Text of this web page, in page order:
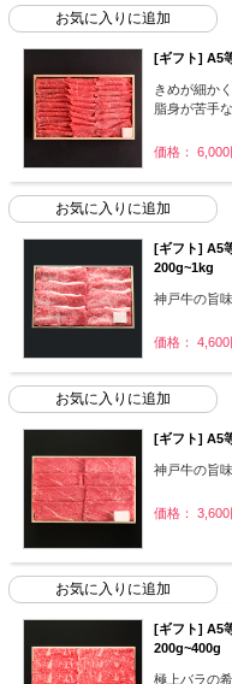
[ギフト] A5
きめが細か
脂身が苦手
価格：
[ギフト] A5
200g~1kg
神戸牛の旨
価格：
[ギフト] A5
神戸牛の旨
価格：
[ギフト] A5
200g~400g
極上バラの